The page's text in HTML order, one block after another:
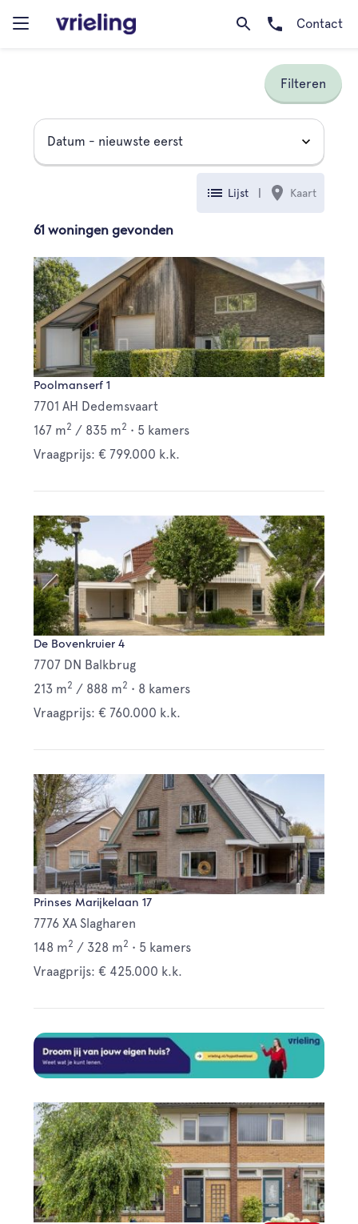
Contact
Lijst Kaart
61 woningen gevonden
Poolmanserf 1
7701 AH Dedemsvaart
167 m2 / 835 m2 • 5 kamers
Vraagprijs: € 799.000 k.k.
De Bovenkruier 4
7707 DN Balkbrug
213 m2 / 888 m2 • 8 kamers
Vraagprijs: € 760.000 k.k.
Prinses Marijkelaan 17
7776 XA Slagharen
148 m2 / 328 m2 • 5 kamers
Vraagprijs: € 425.000 k.k.
Filteren